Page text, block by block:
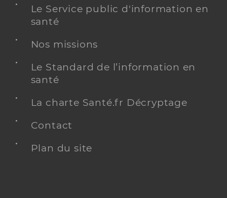
Le Service public d'information en
santé
Nos missions
Le Standard de l’information en
santé
La charte Santé.fr Décryptage
Contact
Plan du site